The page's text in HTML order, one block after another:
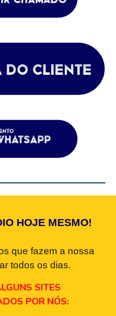
HOJE MESMO!
que fazem a nossa
todos os dias.
SITES
POR NÓS: